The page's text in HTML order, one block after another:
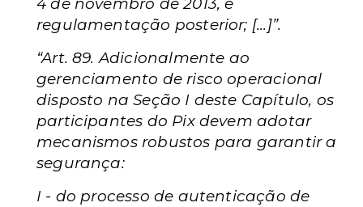
4 de novembro de 2013, e
regulamentação posterior; [...]”.
“Art. 89. Adicionalmente ao
gerenciamento de risco operacional
disposto na Seção I deste Capítulo, os
participantes do Pix devem adotar
mecanismos robustos para garantir a
segurança:
I - do processo de autenticação de